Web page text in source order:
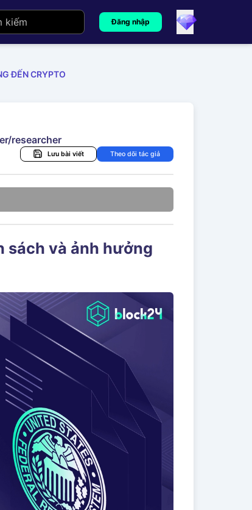
Đăng nhập
ĐẾN CRYPTO
researcher
Lưu bài viết Theo dõi tác giả
sách và ảnh hưởng